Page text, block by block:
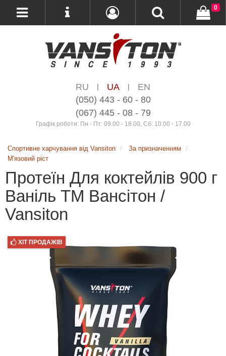
RU | UA |
EN
(050) 443 - 60 - 80
(067) 445 - 08 - 79
Графік роботи: Пн - Пт: 09.00 - 18.00, Сб: 10.00 - 17.00
0
Спортивне харчування від Vansiton
За призначенням
М'язовий ріст
Протеїн Для коктейлів 900 г
Ваніль ТМ Вансітон /
Vansiton
ХІТ ПРОДАЖІВ